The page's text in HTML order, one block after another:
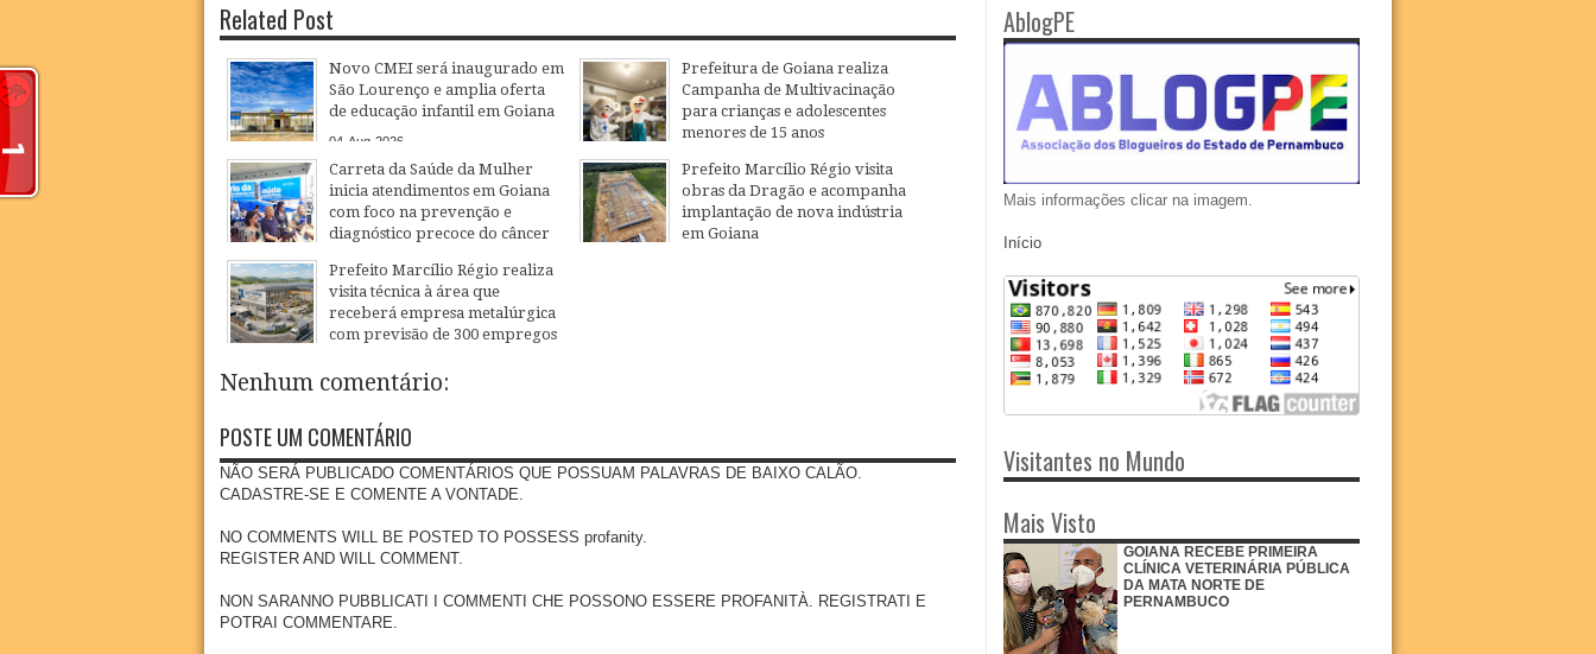
Related Post
Novo CMEI será inaugurado em
São Lourenço e amplia oferta
de educação infantil em Goiana
04 Aug 2026
Prefeitura de Goiana realiza
Campanha de Multivacinação
para crianças e adolescentes
menores de 15 anos
04 Aug 2026
Carreta da Saúde da Mulher
inicia atendimentos em Goiana
com foco na prevenção e
diagnóstico precoce do câncer
27 Jul 2026
Prefeito Marcílio Régio visita
obras da Dragão e acompanha
implantação de nova indústria
em Goiana
Prefeito Marcílio Régio realiza
visita técnica à área que
receberá empresa metalúrgica
com previsão de 300 empregos
Nenhum comentário:
POSTE UM COMENTÁRIO
NÃO SERÁ PUBLICADO COMENTÁRIOS QUE POSSUAM PALAVRAS DE BAIXO CALÃO.
CADASTRE-SE E COMENTE A VONTADE.
NO COMMENTS WILL BE POSTED TO POSSESS profanity.
REGISTER AND WILL COMMENT.
NON SARANNO PUBBLICATI I COMMENTI CHE POSSONO ESSERE PROFANITÀ. REGISTRATI E
POTRAI COMMENTARE.
AblogPE
Mais informações clicar na imagem.
Início
Visitantes no Mundo
Mais Visto
GOIANA RECEBE PRIMEIRA
CLÍNICA VETERINÁRIA PÚBLICA
DA MATA NORTE DE
PERNAMBUCO